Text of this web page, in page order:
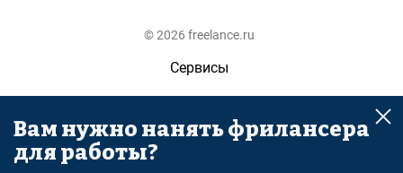
© 2026 freelance.ru
Сервисы
Помощь
Поиск
Вам нужно нанять фрилансера
для работы?